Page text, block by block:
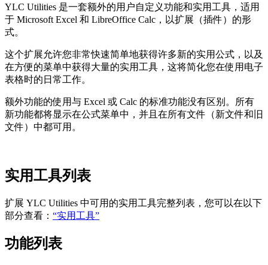
YLC Utilities 是一套额外的用户自定义功能和实用工具，适用
于 Microsoft Excel 和 LibreOffice Calc，以扩展（插件）的形
式。
这个扩展允许您非常快速简单地获得许多新的实用公式，以及
在方便的菜单中获得大量的实用工具，这将简化您在使用电子
表格时的日常工作。
额外功能的使用与 Excel 或 Calc 的标准功能没有区别。所有
新功能都将显示在公式菜单中，并且在所有文件（新文件和旧
文件）中都可用。
实用工具列表
扩展 YLC Utilities 中可用的实用工具完整列表，您可以在以下
部分查看： “实用工具”
功能列表